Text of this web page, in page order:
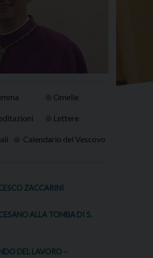
Omelie
Lettere
Calendario del Vescovo
ZACCARINI
ALLA TOMBA DI S.
DEL LAVORO –